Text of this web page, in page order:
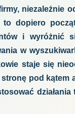
niezależnie
to dopiero
i wyróżnić
w
staje się
pod kątem